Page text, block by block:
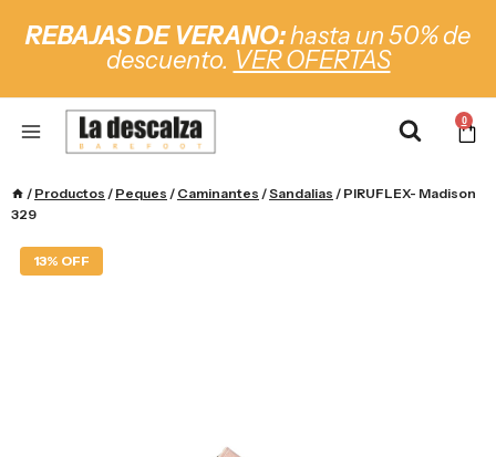
REBAJAS DE VERANO:hasta un 50% de
descuento. VER OFERTAS
0
/ Productos / Peques / Caminantes /Sandalias / PIRUFLEX- Madison
329
13% OFF